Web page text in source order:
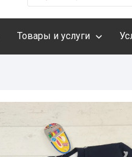
Товары и услуги